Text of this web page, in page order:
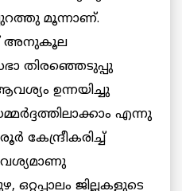
മൂന്നാണ്.
അനുകൂല
തിരഞ്ഞെടുപ്പു
ഉന്നയിച്ചു
എന്നു
കേന്ദ്രീകരിച്ച്
ജില്ലകളുടെ